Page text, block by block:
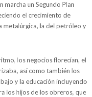
marcha un Segundo Plan
el crecimiento de
metalúrgica, la del petróleo y
los negocios florecían, el
así como también los
y la educación incluyendo
los hijos de los obreros, que